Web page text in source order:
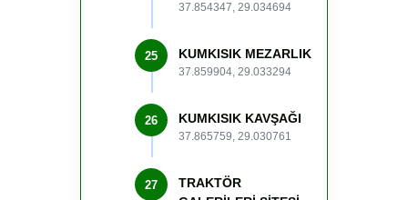
37.854347, 29.034694
25 KUMKISIK MEZARLIK
37.859904, 29.033294
26 KUMKISIK KAVŞAĞI
37.865759, 29.030761
27
TRAKTÖR